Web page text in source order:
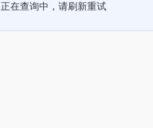
正在查询中，请刷新重试